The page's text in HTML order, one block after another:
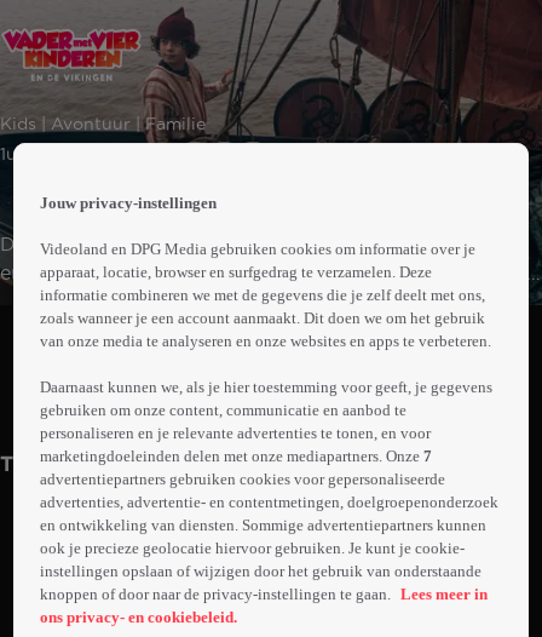
page
Kids | Avontuur | Familie
1uur24min
De normaal zo hechte familie verkeert in een crisis. Mie
en Ole kunnen het niet langer uitstaan om een kamer te
delen en grote zus Sis is het beu om op te treden als
extra moeder. En het lukt vader niet om het eigenaardige
schrijft het gezin daarom in voor een verblijf in een
gezinstherapiecentrum, waar ze een week als Vikingen
moeten leven.
Abonneren op Videoland
info
Trailers
Jouw privacy-instellingen
Videoland en DPG Media gebruiken cookies om informatie over je
apparaat, locatie, browser en surfgedrag te verzamelen. Deze
informatie combineren we met de gegevens die je zelf deelt met ons,
zoals wanneer je een account aanmaakt. Dit doen we om het gebruik
van onze media te analyseren en onze websites en apps te verbeteren.
Daarnaast kunnen we, als je hier toestemming voor geeft, je gegevens
gebruiken om onze content, communicatie en aanbod te
personaliseren en je relevante advertenties te tonen, en voor
marketingdoeleinden delen met onze mediapartners. Onze7
advertentiepartners gebruiken cookies voor gepersonaliseerde
advertenties, advertentie- en contentmetingen, doelgroepenonderzoek
en ontwikkeling van diensten. Sommige advertentiepartners kunnen
ook je precieze geolocatie hiervoor gebruiken. Je kunt je cookie-
instellingen opslaan of wijzigen door het gebruik van onderstaande
knoppen of door naar de privacy-instellingen te gaan.
Lees meer in
ons privacy- en cookiebeleid.